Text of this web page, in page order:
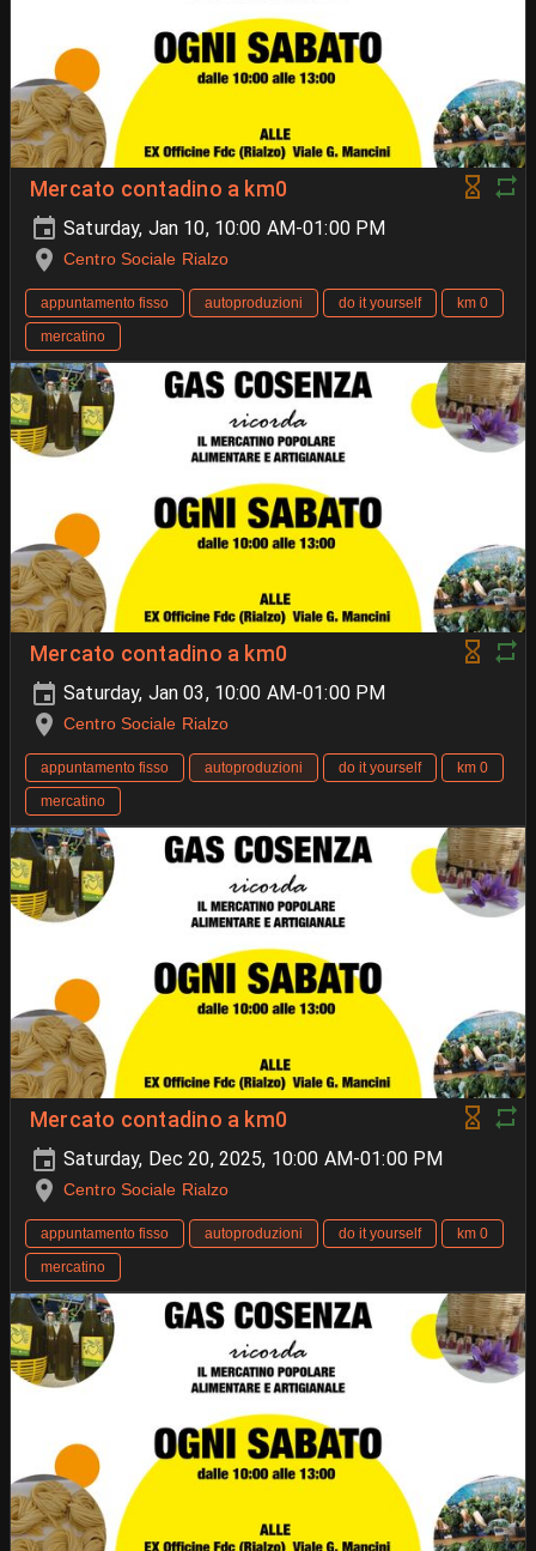
Mercato contadino a km0
Saturday, Jan 10, 10:00 AM-01:00 PM
Centro Sociale Rialzo
appuntamento fisso autoproduzioni do it yourself
km 0
mercatino
Mercato contadino a km0
Saturday, Jan 03, 10:00 AM-01:00 PM
Centro Sociale Rialzo
appuntamento fisso autoproduzioni do it yourself
km 0
mercatino
Mercato contadino a km0
Saturday, Dec 20, 2025, 10:00 AM-01:00 PM
Centro Sociale Rialzo
appuntamento fisso autoproduzioni do it yourself
km 0
mercatino